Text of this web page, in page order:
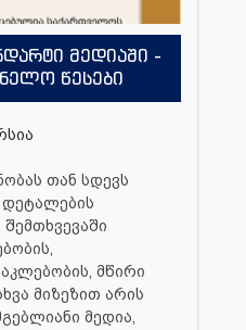
მედიაში -
წესები
თან სდევს
დეტალების
მწირი
მიზეზით არის
მედია,